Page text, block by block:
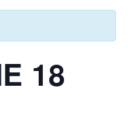
18